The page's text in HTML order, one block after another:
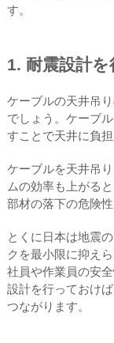
す。
1. 耐震設計
ケーブルの天井吊
でしょう。ケーブ
すことで天井に負担
ケーブルを天井吊
ムの効率も上がる
部材の落下の危険
とくに日本は地震
クを最小限に抑え
社員や作業員の安
設計を行っておけ
つながります。